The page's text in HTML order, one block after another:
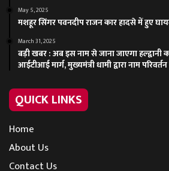
May 5, 2025
मशहूर सिंगर पवनदीप राजन कार हादसे में हुए
March 31, 2025
बड़ी खबर : अब इस नाम से जाना जाएगा हल्द्वानी
आईटीआई मार्ग, मुख्यमंत्री धामी द्वारा नाम
QUICK LINKS
Home
About Us
Contact Us